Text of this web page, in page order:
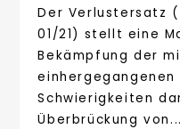
Der Verlustersatz
01/21) stellt eine
Bekämpfung der
Schwierigkeiten
Überbrückung von...